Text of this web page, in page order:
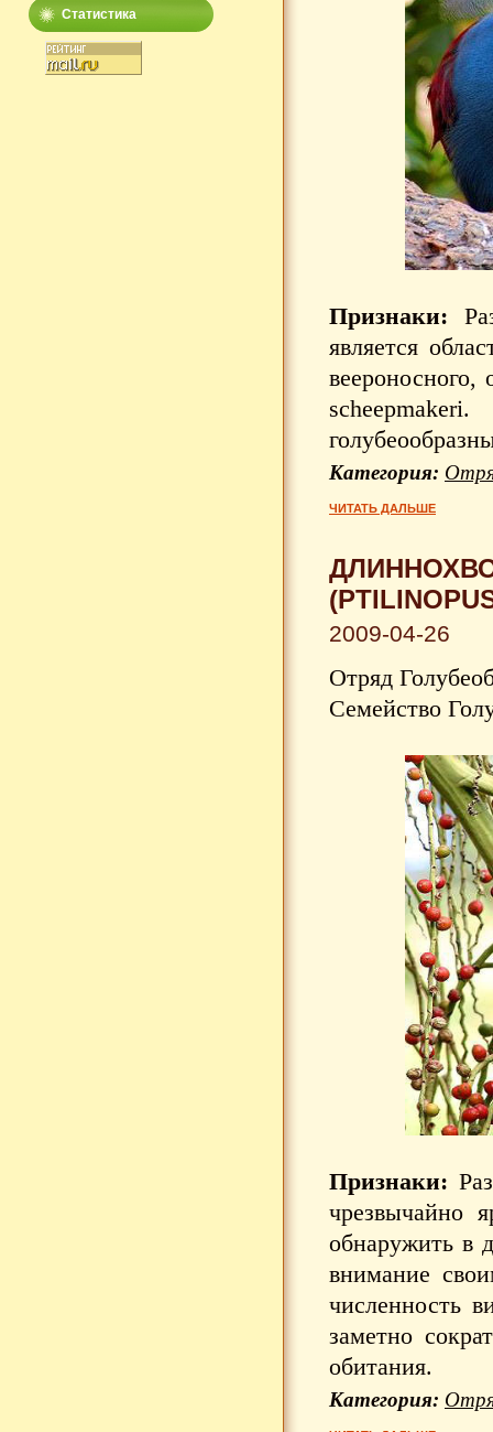
Признаки:
является
веероносного,
Категория:
ЧИТАТЬ ДАЛЬШЕ
2009-04-26
Отряд
Семейство
Признаки:
чрезвычайно
обнаружить в
внимание
численность
заметно
обитания.
Категория:
Статистика